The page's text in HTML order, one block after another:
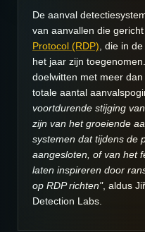
De aanval
van aanvallen die
Protocol (RDP), die in
het jaar zijn
doelwitten met meer
totale aantal
voortdurende stijging
zijn van het groeiende
systemen dat tijdens de
aangesloten, of van het
laten inspireren door
op RDP richten", aldus
Detection Labs.